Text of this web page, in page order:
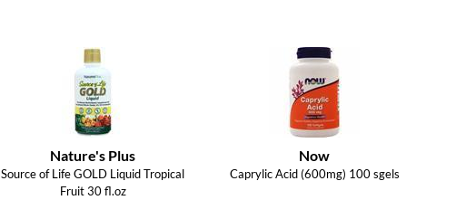
Nature's Plus
Source of Life GOLD Liquid Tropical
Fruit 30 fl.oz
Now
Caprylic Acid (600mg) 100 sgels